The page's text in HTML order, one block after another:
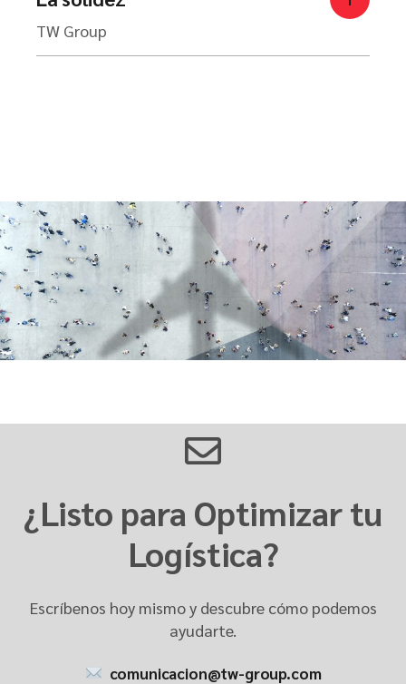
TW Group
¿Listo para Optimizar tu
Logística?
Escríbenos hoy mismo y descubre cómo podemos
ayudarte.
comunicacion@tw-group.com